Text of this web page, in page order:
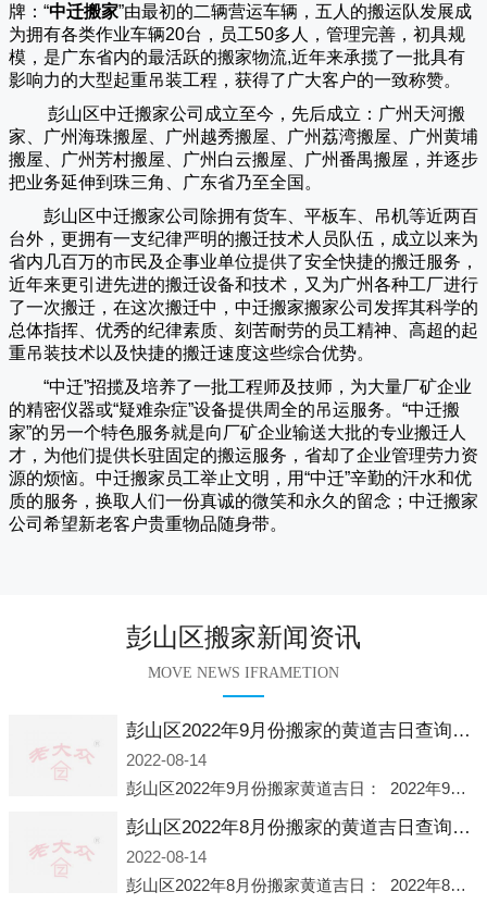
牌：“中迁搬家”由最初的二辆营运车辆，五人的搬运队发展成
为拥有各类作业车辆20台，员工50多人，管理完善，初具规
模，是广东省内的最活跃的搬家物流,近年来承揽了一批具有
影响力的大型起重吊装工程，获得了广大客户的一致称赞。
彭山区中迁搬家公司成立至今，先后成立：广州天河搬
家、广州海珠搬屋、广州越秀搬屋、广州荔湾搬屋、广州黄埔
搬屋、广州芳村搬屋、广州白云搬屋、广州番禺搬屋，并逐步
把业务延伸到珠三角、广东省乃至全国。
彭山区中迁搬家公司除拥有货车、平板车、吊机等近两百
台外，更拥有一支纪律严明的搬迁技术人员队伍，成立以来为
省内几百万的市民及企事业单位提供了安全快捷的搬迁服务，
近年来更引进先进的搬迁设备和技术，又为广州各种工厂进行
了一次搬迁，在这次搬迁中， 中迁搬家搬家公司发挥其科学的
总体指挥、优秀的纪律素质、刻苦耐劳的员工精神、高超的起
重吊装技术以及快捷的搬迁速度这些综合优势。
“中迁”招揽及培养了一批工程师及技师，为大量厂矿企业
的精密仪器或“疑难杂症”设备提供周全的吊运服务。“中迁搬
家”的另一个特色服务就是向厂矿企业输送大批的专业搬迁人
才，为他们提供长驻固定的搬运服务，省却了企业管理劳力资
源的烦恼。 中迁搬家员工举止文明，用“中迁”辛勤的汗水和优
质的服务，换取人们一份真诚的微笑和永久的留念； 中迁搬家
公司希望新老客户贵重物品随身带。
彭山区搬家新闻资讯
MOVE NEWS IFRAMETION
彭山区2022年9月份搬家的黄道吉日查询大全一览表哪天适合搬家好日子
2022-08-14
彭山区2022年9月份搬家黄道吉日： 2022年9月6日 「星期二」 农历八月十一2022年9月12日 「星期一」 农历八月十七2022年9月16日 「星期五」 农历八月廿一2022年9月2
彭山区2022年8月份搬家的黄道吉日查询大全一览表哪天适合搬家好日子
2022-08-14
彭山区2022年8月份搬家黄道吉日： 2022年8月2日 「星期二」 农历七月初五2022年8月6日 「星期六」 农历七月初九2022年8月8日 「星期一」 农历七月十一2022年8月10日 「